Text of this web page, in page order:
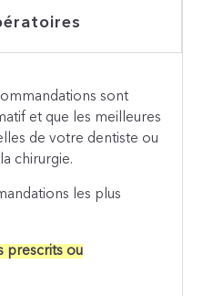
sont
et que les meilleures
de votre dentiste ou
chirurgie.
les plus
prescrits ou